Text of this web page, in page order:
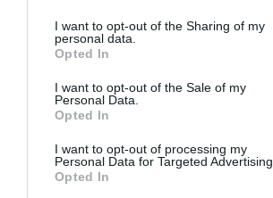
I want to opt-out of the Sharing of my
personal data.
Opted In
I want to opt-out of the Sale of my
Personal Data.
Opted In
I want to opt-out of processing my
Personal Data for Targeted Advertising.
Opted In
PUBLICITÉ
MASQUÉE
PSEUDONYME